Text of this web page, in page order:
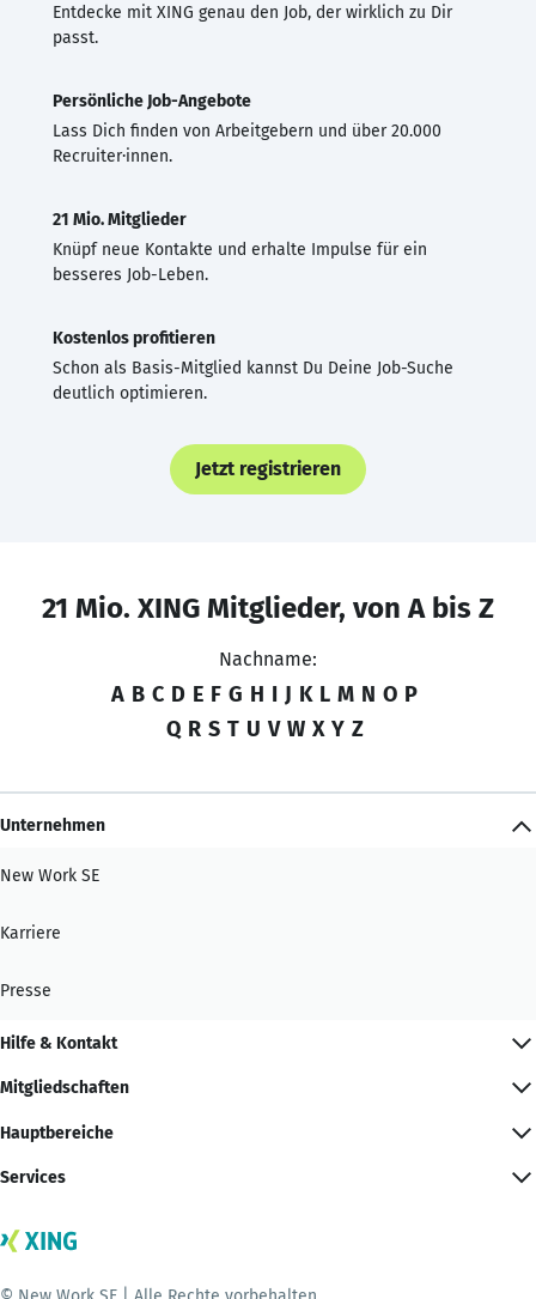
Entdecke mit XING genau den Job, der wirklich zu Dir
passt.
Persönliche Job-Angebote
Lass Dich finden von Arbeitgebern und über 20.000
Recruiter·innen.
21 Mio. Mitglieder
Knüpf neue Kontakte und erhalte Impulse für ein
besseres Job-Leben.
Kostenlos profitieren
Schon als Basis-Mitglied kannst Du Deine Job-Suche
deutlich optimieren.
Jetzt registrieren
21 Mio. XING Mitglieder, von A bis Z
Nachname:
A B C D E F G H I J K L M N O P
Q R S T U V W X Y Z
Unternehmen
New Work SE
Karriere
Presse
Hilfe & Kontakt
Mitgliedschaften
Hauptbereiche
Services